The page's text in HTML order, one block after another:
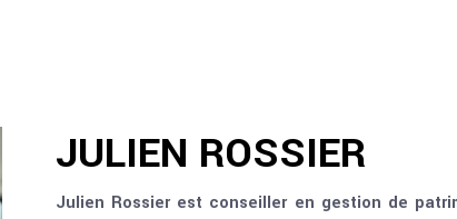
JULIEN ROSSIER
Julien Rossier est conseiller en gestion de